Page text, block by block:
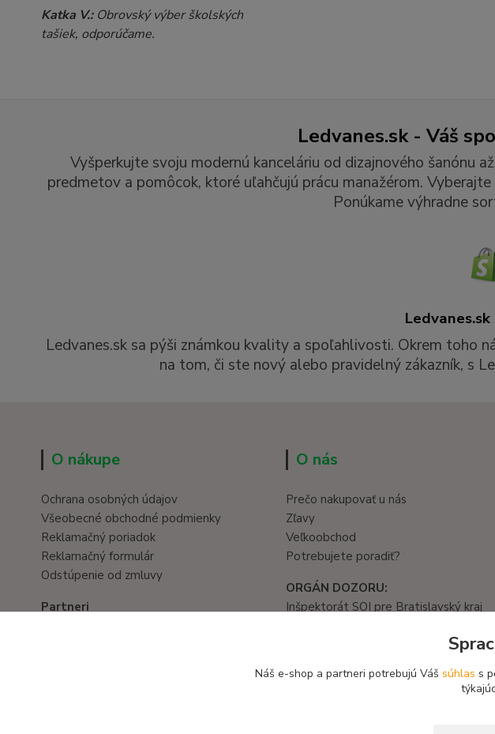
Katka V.: Obrovský výber školských
tašiek, odporúčame.
Ledvanes.sk - Váš
Vyšperkujte svoju modernú kanceláriu od dizajnového šanónu
predmetov a pomôcok, ktoré uľahčujú prácu manažérom.
Ponúkame výhradne
Ledvanes.sk sa pýši známkou kvality a spoľahlivosti. Okrem toho
na tom, či ste nový alebo pravidelný zákazník, s
O nákupe
Ochrana osobných údajov
Všeobecné obchodné podmienky
Reklamačný poriadok
Reklamačný formulár
Odstúpenie od zmluvy
Partneri
O nás
Prečo nakupovať u nás
Zľavy
Veľkoobchod
Potrebujete poradiť?
ORGÁN DOZORU:
Inšpektorát SOI pre Bratislavský kraj
Náš e-shop a partneri potrebujú Váš súhlas s